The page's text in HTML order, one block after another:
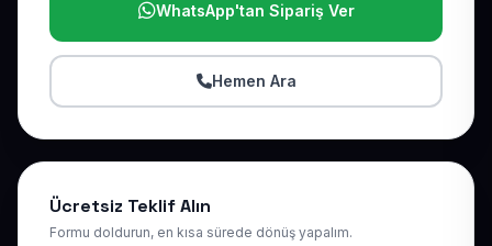
WhatsApp'tan Sipariş Ver
Hemen Ara
Ücretsiz Teklif Alın
Formu doldurun, en kısa sürede dönüş yapalım.